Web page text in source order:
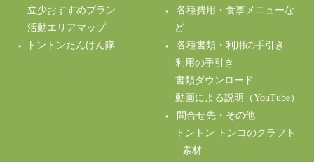
立少おすすめプラン
活動エリアマップ
トントンたんけん隊
各種費用・食事メニューな
ど
各種書類・利用の手引き
利用の手引き
書類ダウンロード
動画による説明（YouTube）
問合せ先・その他
トントン トンコのクラフト
素材